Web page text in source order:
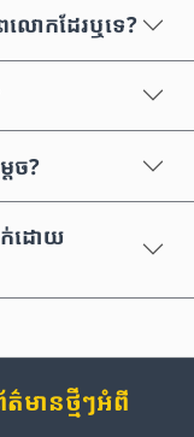
លោកដែរឬទេ?
ច?
ក់ដោយ
មានថ្មីៗអំពី